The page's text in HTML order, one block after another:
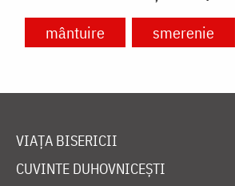
mântuire smerenie
VIAȚA BISERICII
CUVINTE DUHOVNICEȘTI